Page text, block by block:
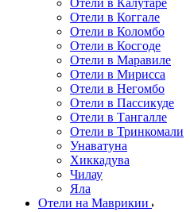
Отели в Калутаре
Отели в Коггале
Отели в Коломбо
Отели в Косгоде
Отели в Маравиле
Отели в Мирисса
Отели в Негомбо
Отели в Пассикуде
Отели в Тангалле
Отели в Тринкомали
Унаватуна
Хиккадува
Чилау
Яла
Отели на Маврикии